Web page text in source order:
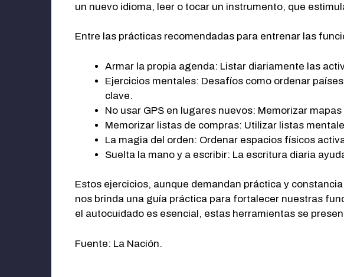
un nuevo idioma, leer o tocar un instrumento, que
Entre las prácticas recomendadas para entrenar las
Armar la propia agenda: Listar diariamente las
Ejercicios mentales: Desafíos como ordenar
clave.
No usar GPS en lugares nuevos: Memorizar
Memorizar listas de compras: Utilizar listas
La magia del orden: Ordenar espacios físicos
Suelta la mano y a escribir: La escritura diaria
Estos ejercicios, aunque demandan práctica y
nos brinda una guía práctica para fortalecer nuestras
el autocuidado es esencial, estas herramientas se
Fuente: La Nación.